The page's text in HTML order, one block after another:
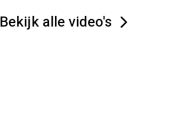
Bekijk alle video's